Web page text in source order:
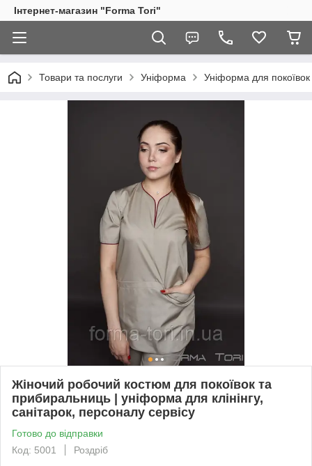
Інтернет-магазин "Forma Tori"
Товари та послуги Уніформа Уніформа для покоївок
Жіночий робочий костюм для покоївок та
прибиральниць | уніформа для клінінгу,
санітарок, персоналу сервісу
Готово до відправки
Код: 5001
Роздріб